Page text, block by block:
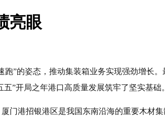
亮眼
跑”的姿态，推动集装箱业务实现强劲增长
”开局之年港口高质量发展筑牢了坚实基础。
门港招银港区是我国东南沿海的重要木材